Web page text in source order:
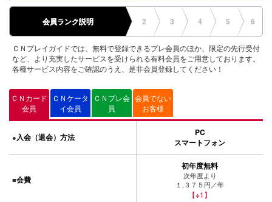
会員ランク説明 2 3 4 5 6
ＣＮプレイガイドでは、無料で登録できるプレ会員のほか、限定の先行受付
など、より充実したサービスを受けられる有料会員をご用意しております。
各種サービス内容をご確認のうえ、是非会員登録してください！
ＣＮカード
会員
ＣＮケータ
イ会員
ＣＮプレ会
員
会員でない
お客様
●入会（退会）方法
PC
スマートフォン
■会費
初年度無料
次年度より
１,３７５円／年
【※1】